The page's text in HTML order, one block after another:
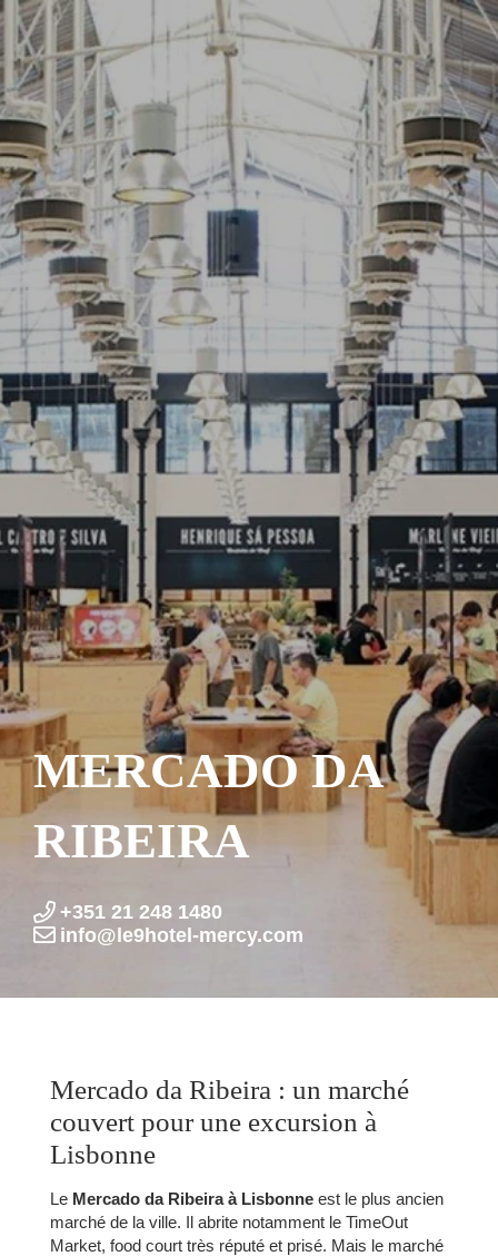
MERCADO DA
RIBEIRA
+351 21 248 1480
info@le9hotel-mercy.com
Mercado da Ribeira : un marché
couvert pour une excursion à
Lisbonne
Le Mercado da Ribeira à Lisbonne est le plus ancien
marché de la ville. Il abrite notamment le TimeOut
Market, food court très réputé et prisé. Mais le marché